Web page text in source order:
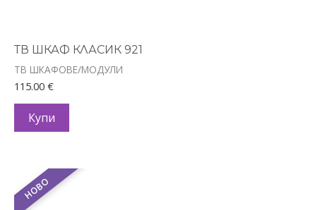
ТВ ШКАФ КЛАСИК 921
ТВ ШКАФОВЕ/МОДУЛИ
115.00 €
Купи
НОВО